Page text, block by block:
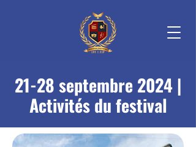
21-28 septembre 2024 |
Activités du festival